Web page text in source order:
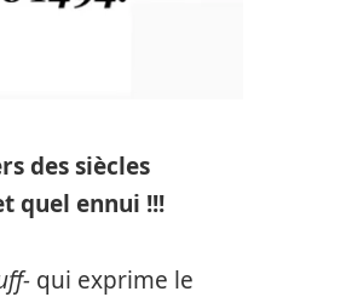
des siècles
quel ennui !!!
qui exprime le